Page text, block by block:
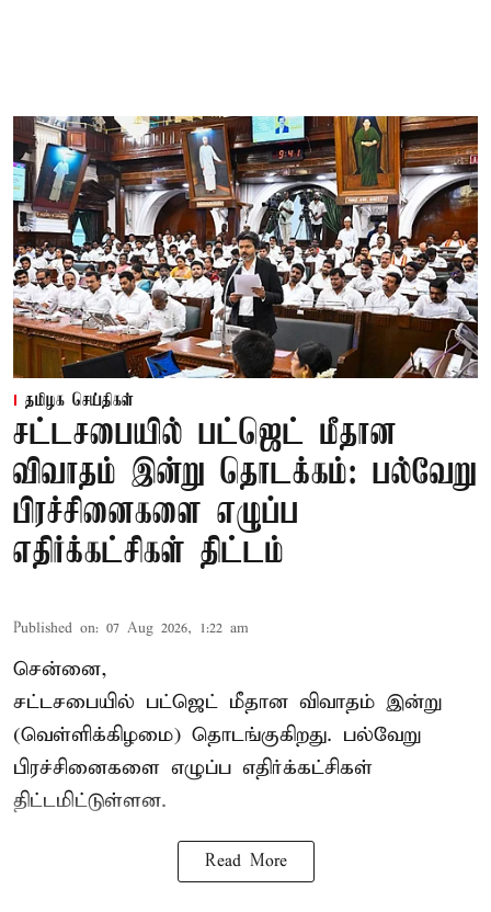
தமிழக செய்திகள்
சட்டசபையில் பட்ஜெட் மீதான
விவாதம் இன்று தொடக்கம்: பல்வேறு
பிரச்சினைகளை எழுப்ப
எதிர்க்கட்சிகள் திட்டம்
Published on: 07 Aug 2026, 1:22 am
சென்னை,
சட்டசபையில் பட்ஜெட் மீதான விவாதம் இன்று
(வெள்ளிக்கிழமை) தொடங்குகிறது. பல்வேறு
பிரச்சினைகளை எழுப்ப எதிர்க்கட்சிகள்
திட்டமிட்டுள்ளன.
Read More